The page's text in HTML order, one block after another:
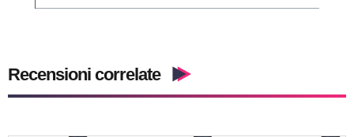
Recensioni correlate